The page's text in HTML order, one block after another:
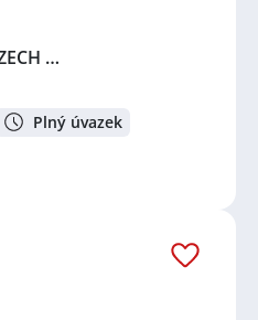
…
Plný úvazek